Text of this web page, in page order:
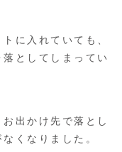
に入れていても、
としてしまってい
出かけ先で落とし
くなりました。